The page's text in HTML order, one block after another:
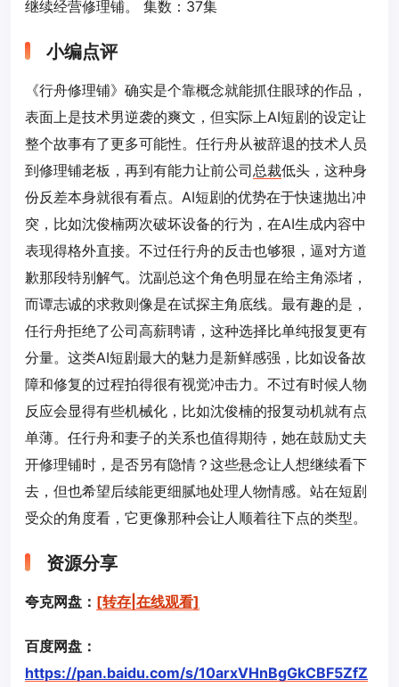
继续经营修理铺。 集数：37集
小编点评
《行舟修理铺》确实是个靠概念就能抓住眼球的作品，
表面上是技术男逆袭的爽文，但实际上AI短剧的设定让
整个故事有了更多可能性。任行舟从被辞退的技术人员
到修理铺老板，再到有能力让前公司总裁低头，这种身
份反差本身就很有看点。AI短剧的优势在于快速抛出冲
突，比如沈俊楠两次破坏设备的行为，在AI生成内容中
表现得格外直接。不过任行舟的反击也够狠，逼对方道
歉那段特别解气。沈副总这个角色明显在给主角添堵，
而谭志诚的求救则像是在试探主角底线。最有趣的是，
任行舟拒绝了公司高薪聘请，这种选择比单纯报复更有
分量。这类AI短剧最大的魅力是新鲜感强，比如设备故
障和修复的过程拍得很有视觉冲击力。不过有时候人物
反应会显得有些机械化，比如沈俊楠的报复动机就有点
单薄。任行舟和妻子的关系也值得期待，她在鼓励丈夫
开修理铺时，是否另有隐情？这些悬念让人想继续看下
去，但也希望后续能更细腻地处理人物情感。站在短剧
受众的角度看，它更像那种会让人顺着往下点的类型。
资源分享
夸克网盘： [转存|在线观看]
百度网盘：
https://pan.baidu.com/s/10arxVHnBgGkCBF5ZfZ